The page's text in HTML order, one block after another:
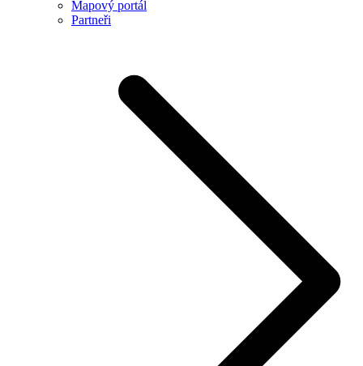
Mapový portál
Partneři